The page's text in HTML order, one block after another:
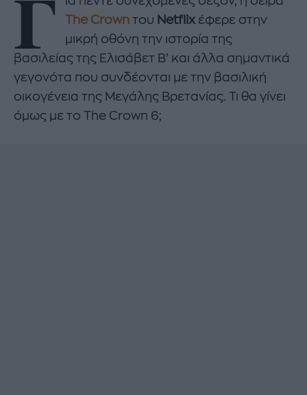
Γ
The Crown του Netflix έφερε στην
μικρή οθόνη την ιστορία της
βασιλείας της Ελισάβετ Β’ και άλλα σημαντικά
γεγονότα που συνδέονται με την βασιλική
οικογένεια της Μεγάλης Βρετανίας. Τι θα γίνει
όμως με το The Crown 6;